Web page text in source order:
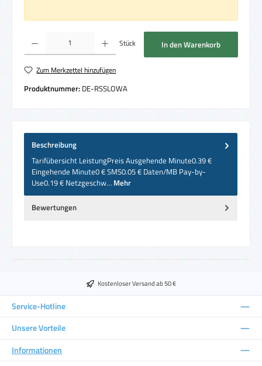
Produkt Anzahl: Gib den gewünschten Wert ein oder benutze die Schaltflächen um
Stück In den Warenkorb
Zum Merkzettel hinzufügen
Produktnummer: DE-RSSLOWA
Beschreibung
Tarifübersicht LeistungPreis Ausgehende Minute0.39 €
Eingehende Minute0 € SMS0.05 € Daten/MB Pay-by-
Use0.19 € Netzgeschw… Mehr
Bewertungen
Kostenloser Versand ab 50 €
Service-Hotline
Unsere Vorteile
Informationen